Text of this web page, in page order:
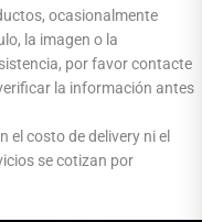
ocasionalmente
la imagen o la
por favor contacte
la información antes
el costo de delivery ni el
se cotizan por